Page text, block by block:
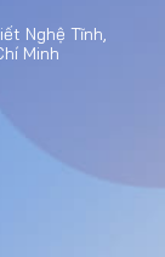
Nghệ Tĩnh,
Minh